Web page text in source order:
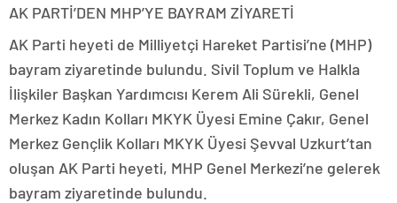
AK PARTİ’DEN MHP’YE BAYRAM ZİYARETİ
AK Parti heyeti de Milliyetçi Hareket Partisi’ne (MHP)
bayram ziyaretinde bulundu. Sivil Toplum ve Halkla
İlişkiler Başkan Yardımcısı Kerem Ali Sürekli, Genel
Merkez Kadın Kolları MKYK Üyesi Emine Çakır, Genel
Merkez Gençlik Kolları MKYK Üyesi Şevval Uzkurt’tan
oluşan AK Parti heyeti, MHP Genel Merkezi’ne gelerek
bayram ziyaretinde bulundu.